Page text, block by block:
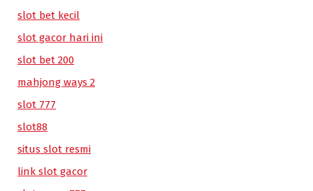
slot bet kecil
slot gacor hari ini
slot bet 200
mahjong ways 2
slot 777
slot88
situs slot resmi
link slot gacor